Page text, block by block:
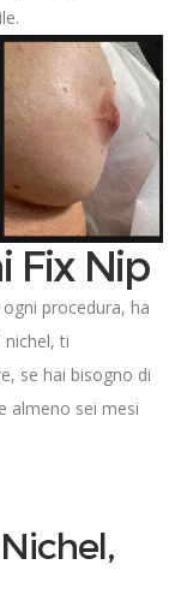
Fix Nip
procedura, ha
nichel, ti
se hai bisogno di
almeno sei mesi